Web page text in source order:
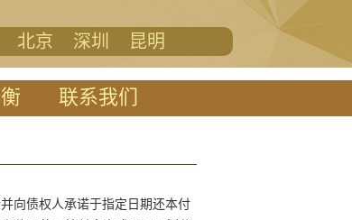
北京 深圳 昆明
联系我们
向债权人承诺于指定日期还本付